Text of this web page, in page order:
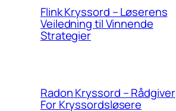
Flink Kryssord – Løserens
Veiledning til Vinnende
Strategier
Radon Kryssord – Rådgiver
For Kryssordsløsere